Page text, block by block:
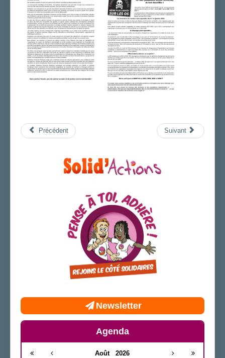
Précédent Suivant
Newsletter
Agenda
Août 2026